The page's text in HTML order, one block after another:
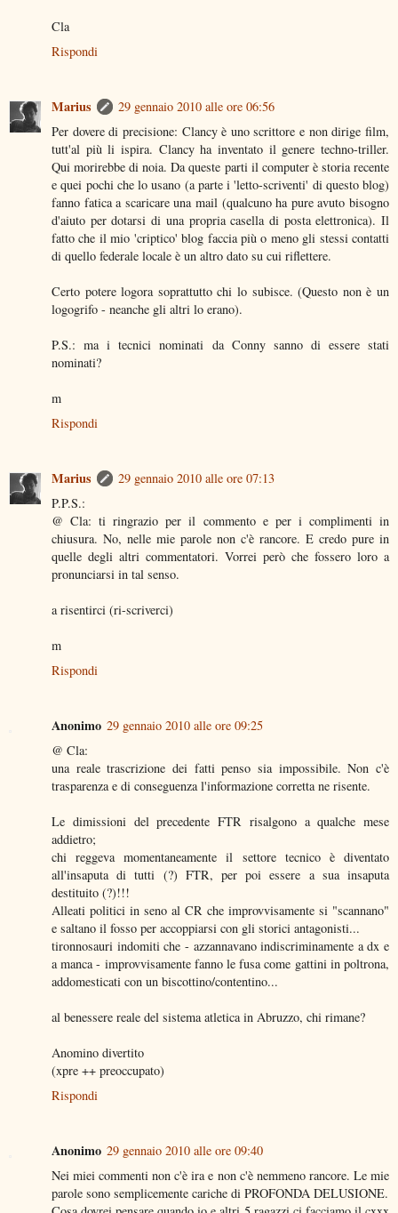
Cla
Rispondi
Marius
29 gennaio 2010 alle ore 06:56
Per dovere di precisione: Clancy è uno scrittore e non dirige film,
tutt'al più li ispira. Clancy ha inventato il genere techno-triller.
Qui morirebbe di noia. Da queste parti il computer è storia recente
e quei pochi che lo usano (a parte i 'letto-scriventi' di questo blog)
fanno fatica a scaricare una mail (qualcuno ha pure avuto bisogno
d'aiuto per dotarsi di una propria casella di posta elettronica). Il
fatto che il mio 'criptico' blog faccia più o meno gli stessi contatti
di quello federale locale è un altro dato su cui riflettere.
Certo potere logora soprattutto chi lo subisce. (Questo non è un
logogrifo - neanche gli altri lo erano).
P.S.: ma i tecnici nominati da Conny sanno di essere stati
nominati?
m
Rispondi
Marius
29 gennaio 2010 alle ore 07:13
P.P.S.:
@ Cla: ti ringrazio per il commento e per i complimenti in
chiusura. No, nelle mie parole non c'è rancore. E credo pure in
quelle degli altri commentatori. Vorrei però che fossero loro a
pronunciarsi in tal senso.
a risentirci (ri-scriverci)
m
Rispondi
Anonimo 29 gennaio 2010 alle ore 09:25
@ Cla:
una reale trascrizione dei fatti penso sia impossibile. Non c'è
trasparenza e di conseguenza l'informazione corretta ne risente.
Le dimissioni del precedente FTR risalgono a qualche mese
addietro;
chi reggeva momentaneamente il settore tecnico è diventato
all'insaputa di tutti (?) FTR, per poi essere a sua insaputa
destituito (?)!!!
Alleati politici in seno al CR che improvvisamente si "scannano"
e saltano il fosso per accoppiarsi con gli storici antagonisti...
tironnosauri indomiti che - azzannavano indiscriminamente a dx e
a manca - improvvisamente fanno le fusa come gattini in poltrona,
addomesticati con un biscottino/contentino...
al benessere reale del sistema atletica in Abruzzo, chi rimane?
Anomino divertito
(xpre ++ preoccupato)
Rispondi
Anonimo 29 gennaio 2010 alle ore 09:40
Nei miei commenti non c'è ira e non c'è nemmeno rancore. Le mie
parole sono semplicemente cariche di PROFONDA DELUSIONE.